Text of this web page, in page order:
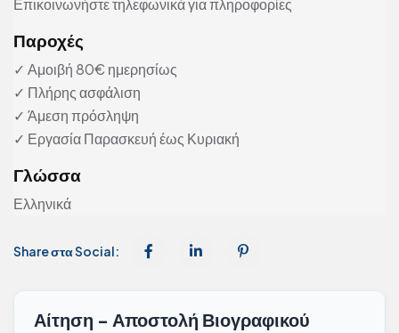
Επικοινωνήστε τηλεφωνικά για πληροφορίες
Παροχές
✓ Αμοιβή 80€ ημερησίως
✓ Πλήρης ασφάλιση
✓ Άμεση πρόσληψη
✓ Εργασία Παρασκευή έως Κυριακή
Γλώσσα
Ελληνικά
Share στα Social:
Αίτηση - Αποστολή Βιογραφικού